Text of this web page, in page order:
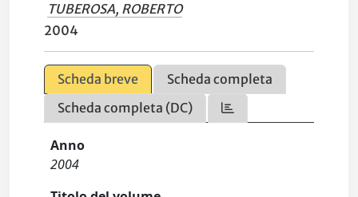
TUBEROSA, ROBERTO
2004
Scheda breve
Scheda completa
Scheda completa (DC)
Anno
2004